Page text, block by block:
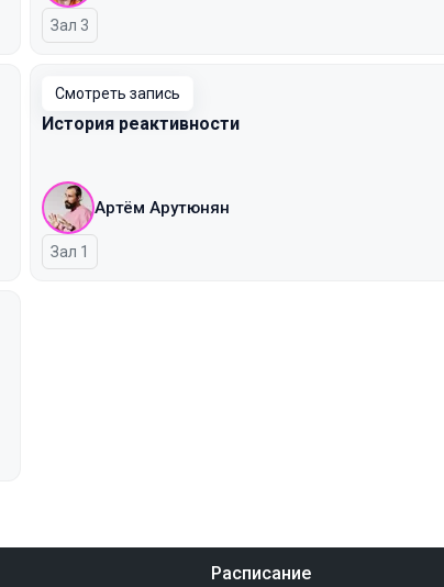
Зал 3
Смотреть запись
История реактивности
Артём Арутюнян
Зал 1
Расписание